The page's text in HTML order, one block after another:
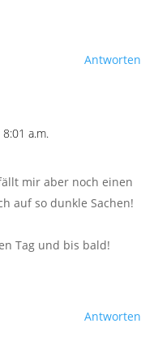
Antworten
a.m.
mir aber noch einen
auf so dunkle Sachen!
Tag und bis bald!
Antworten